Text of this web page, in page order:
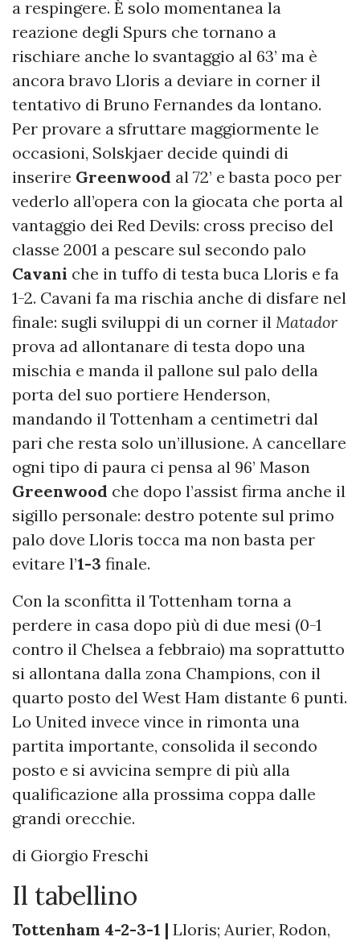
a respingere. È solo momentanea la
reazione degli Spurs che tornano a
rischiare anche lo svantaggio al 63’ ma è
ancora bravo Lloris a deviare in corner il
tentativo di Bruno Fernandes da lontano.
Per provare a sfruttare maggiormente le
occasioni, Solskjaer decide quindi di
inserire Greenwood al 72’ e basta poco per
vederlo all’opera con la giocata che porta al
vantaggio dei Red Devils: cross preciso del
classe 2001 a pescare sul secondo palo
Cavani che in tuffo di testa buca Lloris e fa
1-2. Cavani fa ma rischia anche di disfare nel
finale: sugli sviluppi di un corner il Matador
prova ad allontanare di testa dopo una
mischia e manda il pallone sul palo della
porta del suo portiere Henderson,
mandando il Tottenham a centimetri dal
pari che resta solo un’illusione. A cancellare
ogni tipo di paura ci pensa al 96’ Mason
Greenwood che dopo l’assist firma anche il
sigillo personale: destro potente sul primo
palo dove Lloris tocca ma non basta per
evitare l’1-3 finale.
Con la sconfitta il Tottenham torna a
perdere in casa dopo più di due mesi (0-1
contro il Chelsea a febbraio) ma soprattutto
si allontana dalla zona Champions, con il
quarto posto del West Ham distante 6 punti.
Lo United invece vince in rimonta una
partita importante, consolida il secondo
posto e si avvicina sempre di più alla
qualificazione alla prossima coppa dalle
grandi orecchie.
di Giorgio Freschi
Il tabellino
Tottenham 4-2-3-1 | Lloris; Aurier, Rodon,